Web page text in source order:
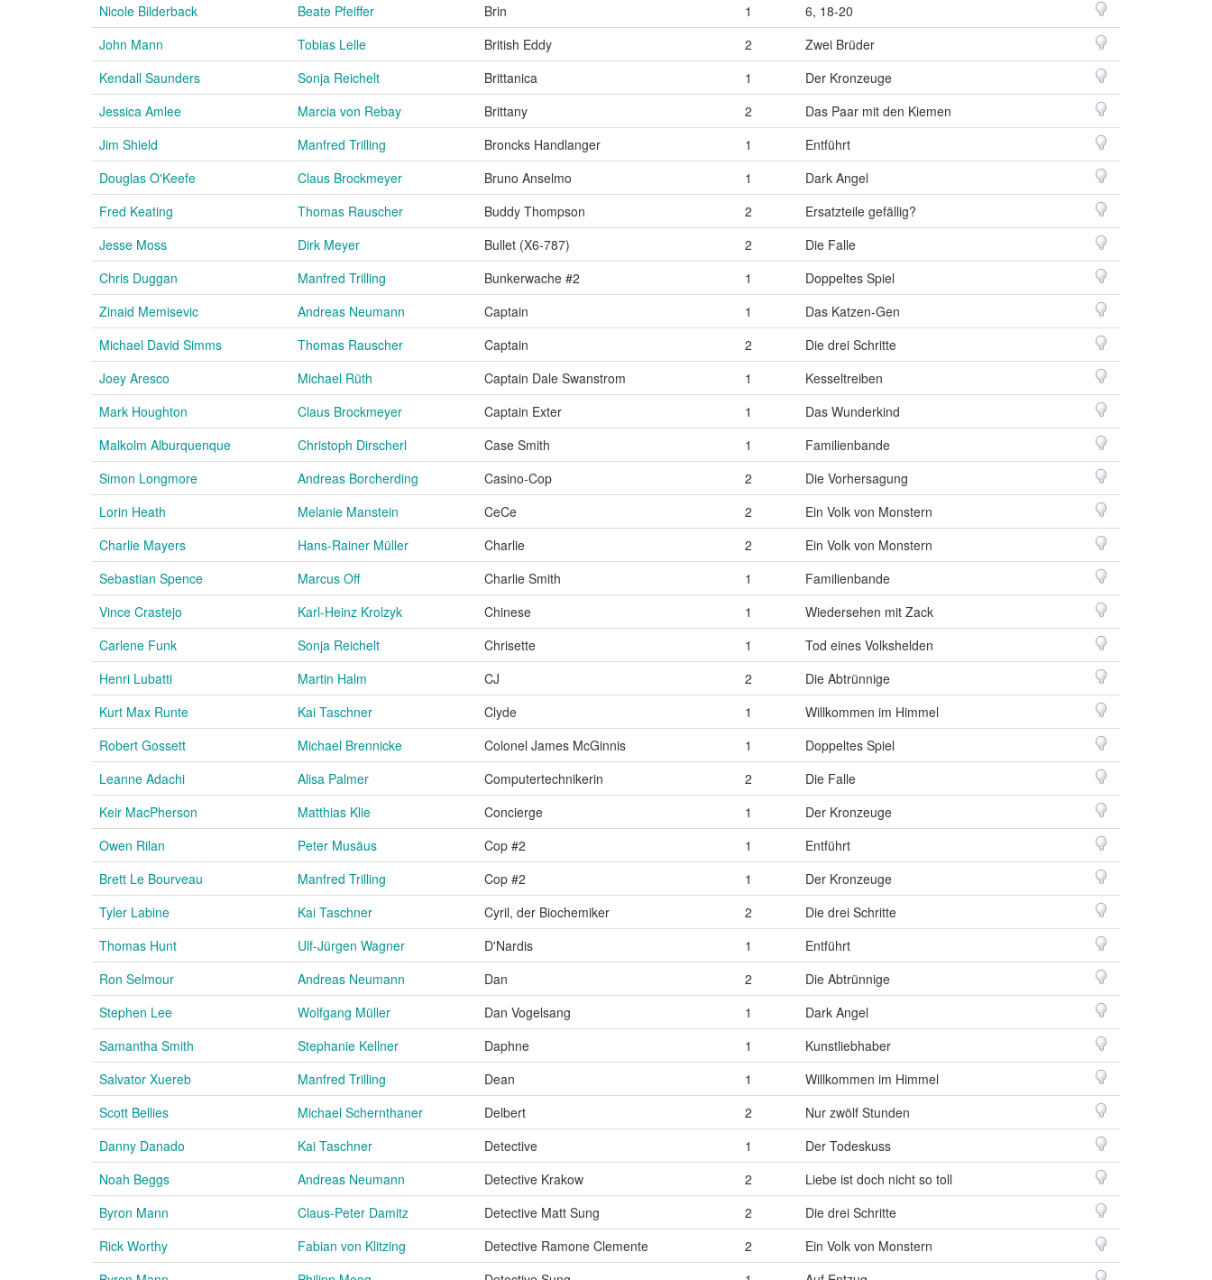
Nicole Bilderback
Beate Pfeiffer Brin 1
6, 18-20
John Mann
Tobias Lelle British Eddy 2
Zwei Brüder
Kendall Saunders
Sonja Reichelt Brittanica 1
Der Kronzeuge
Jessica Amlee
Marcia von Rebay Brittany 2
Das Paar mit den Kiemen
Jim Shield
Manfred Trilling Broncks Handlanger 1
Entführt
Douglas O'Keefe
Claus Brockmeyer Bruno Anselmo 1
Dark Angel
Fred Keating
Thomas Rauscher Buddy Thompson 2
Ersatzteile gefällig?
Jesse Moss
Dirk Meyer Bullet (X6-787) 2
Die Falle
Chris Duggan
Manfred Trilling Bunkerwache #2 1
Doppeltes Spiel
Zinaid Memisevic
Andreas Neumann Captain 1
Das Katzen-Gen
Michael David Simms
Thomas Rauscher Captain 2
Die drei Schritte
Joey Aresco
Michael Rüth Captain Dale Swanstrom 1
Kesseltreiben
Mark Houghton
Claus Brockmeyer Captain Exter 1
Das Wunderkind
Malkolm Alburquenque
Christoph Dirscherl Case Smith 1
Familienbande
Simon Longmore
Andreas Borcherding Casino-Cop 2
Die Vorhersagung
Lorin Heath
Melanie Manstein CeCe 2
Ein Volk von Monstern
Charlie Mayers
Hans-Rainer Müller Charlie 2
Ein Volk von Monstern
Sebastian Spence
Marcus Off Charlie Smith 1
Familienbande
Vince Crastejo
Karl-Heinz Krolzyk Chinese 1
Wiedersehen mit Zack
Carlene Funk
Sonja Reichelt Chrisette 1
Tod eines Volkshelden
Henri Lubatti
Martin Halm CJ 2
Die Abtrünnige
Kurt Max Runte
Kai Taschner Clyde 1
Willkommen im Himmel
Robert Gossett
Michael Brennicke Colonel James McGinnis 1
Doppeltes Spiel
Leanne Adachi
Alisa Palmer Computertechnikerin 2
Die Falle
Keir MacPherson
Matthias Klie Concierge 1
Der Kronzeuge
Owen Rilan
Peter Musäus Cop #2 1
Entführt
Brett Le Bourveau
Manfred Trilling Cop #2 1
Der Kronzeuge
Tyler Labine
Kai Taschner Cyril, der Biochemiker 2
Die drei Schritte
Thomas Hunt
Ulf-Jürgen Wagner D'Nardis 1
Entführt
Ron Selmour
Andreas Neumann Dan 2
Die Abtrünnige
Stephen Lee
Wolfgang Müller Dan Vogelsang 1
Dark Angel
Samantha Smith
Stephanie Kellner Daphne 1
Kunstliebhaber
Salvator Xuereb
Manfred Trilling Dean 1
Willkommen im Himmel
Scott Bellies
Michael Schernthaner Delbert 2
Nur zwölf Stunden
Danny Danado
Kai Taschner Detective 1
Der Todeskuss
Noah Beggs
Andreas Neumann Detective Krakow 2
Liebe ist doch nicht so toll
Byron Mann
Claus-Peter Damitz Detective Matt Sung 2
Die drei Schritte
Rick Worthy
Fabian von Klitzing Detective Ramone Clemente 2
Ein Volk von Monstern